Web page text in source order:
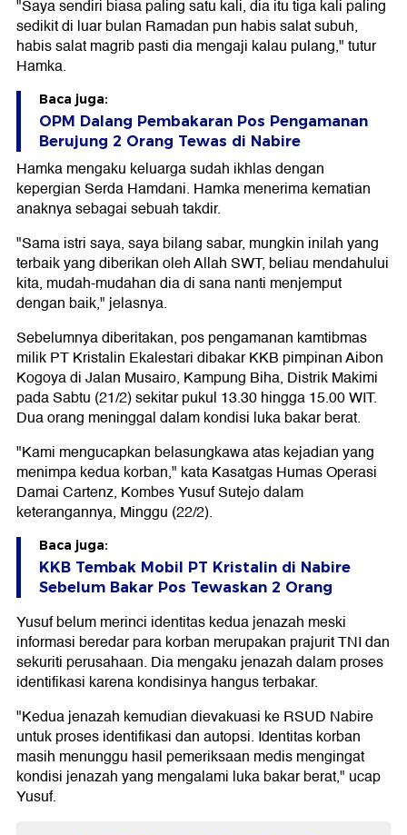
"Saya sendiri biasa paling satu kali, dia itu tiga kali paling
sedikit di luar bulan Ramadan pun habis salat subuh,
habis salat magrib pasti dia mengaji kalau pulang," tutur
Hamka.
Baca juga:
OPM Dalang Pembakaran Pos Pengamanan
Berujung 2 Orang Tewas di Nabire
Hamka mengaku keluarga sudah ikhlas dengan
kepergian Serda Hamdani. Hamka menerima kematian
anaknya sebagai sebuah takdir.
"Sama istri saya, saya bilang sabar, mungkin inilah yang
terbaik yang diberikan oleh Allah SWT, beliau mendahului
kita, mudah-mudahan dia di sana nanti menjemput
dengan baik," jelasnya.
Sebelumnya diberitakan, pos pengamanan kamtibmas
milik PT Kristalin Ekalestari dibakar KKB pimpinan Aibon
Kogoya di Jalan Musairo, Kampung Biha, Distrik Makimi
pada Sabtu (21/2) sekitar pukul 13.30 hingga 15.00 WIT.
Dua orang meninggal dalam kondisi luka bakar berat.
"Kami mengucapkan belasungkawa atas kejadian yang
menimpa kedua korban," kata Kasatgas Humas Operasi
Damai Cartenz, Kombes Yusuf Sutejo dalam
keterangannya, Minggu (22/2).
Baca juga:
KKB Tembak Mobil PT Kristalin di Nabire
Sebelum Bakar Pos Tewaskan 2 Orang
Yusuf belum merinci identitas kedua jenazah meski
informasi beredar para korban merupakan prajurit TNI dan
sekuriti perusahaan. Dia mengaku jenazah dalam proses
identifikasi karena kondisinya hangus terbakar.
"Kedua jenazah kemudian dievakuasi ke RSUD Nabire
untuk proses identifikasi dan autopsi. Identitas korban
masih menunggu hasil pemeriksaan medis mengingat
kondisi jenazah yang mengalami luka bakar berat," ucap
Yusuf.